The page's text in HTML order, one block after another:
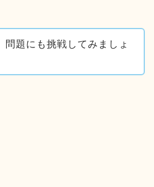
問題にも挑戦してみましょ